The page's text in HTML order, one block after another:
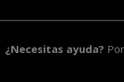
¿Necesitas ayuda?